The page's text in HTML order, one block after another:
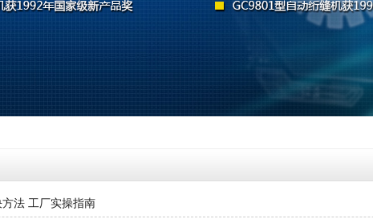
法 工厂实操指南